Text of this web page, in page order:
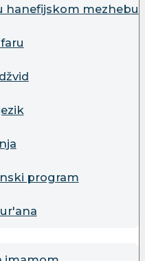
hanefijskom mezhebu
program